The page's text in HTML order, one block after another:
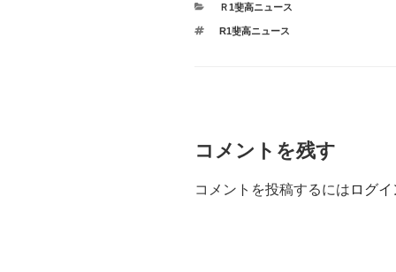
カ
ゴ
Ｒ1斐高ニュース
タ
R1斐高ニュース
コメントを残す
コメントを投稿するには ログイ